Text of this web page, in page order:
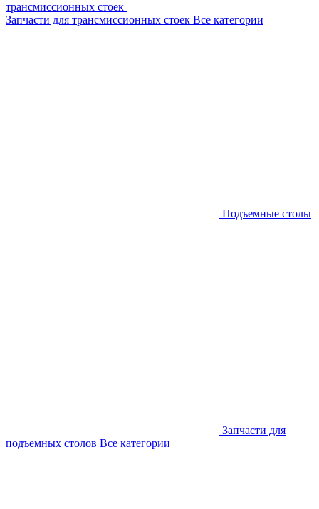
трансмиссионных стоек
Запчасти для трансмиссионных стоек Все категории
Подъемные столы
Запчасти для
подъемных столов Все категории